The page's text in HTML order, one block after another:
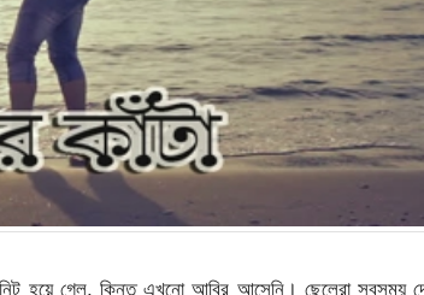
হয়ে গেল, কিন্তু এখনো আবির আসেনি। ছেলেরা সবসময়